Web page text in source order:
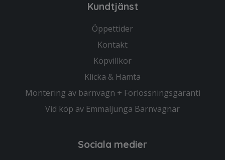
Kundtjänst
Öppettider
Kontakt
Köpvillkor
Klicka & Hämta
Montering av barnvagn + Förlossningsgaranti
Vid köp av Emmaljunga Barnvagnar
Sociala medier